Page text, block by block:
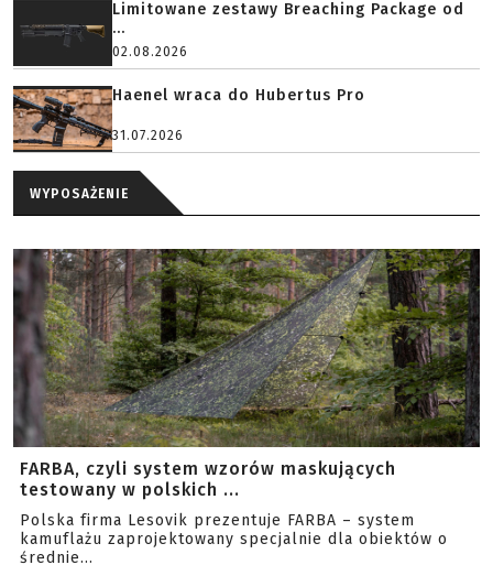
Limitowane zestawy Breaching Package od
...
02.08.2026
Haenel wraca do Hubertus Pro
31.07.2026
WYPOSAŻENIE
FARBA, czyli system wzorów maskujących
testowany w polskich ...
Polska firma Lesovik prezentuje FARBA – system
kamuflażu zaprojektowany specjalnie dla obiektów o
średnie...